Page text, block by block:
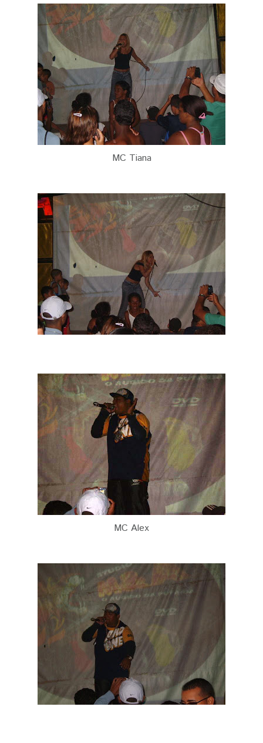
MC Tiana
MC Alex